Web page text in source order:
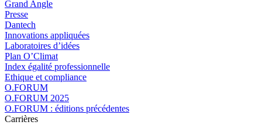
Grand Angle
Presse
Dantech
Innovations appliquées
Laboratoires d’idées
Plan O’Climat
Index égalité professionnelle
Ethique et compliance
O.FORUM
O.FORUM 2025
O.FORUM : éditions précédentes
Carrières